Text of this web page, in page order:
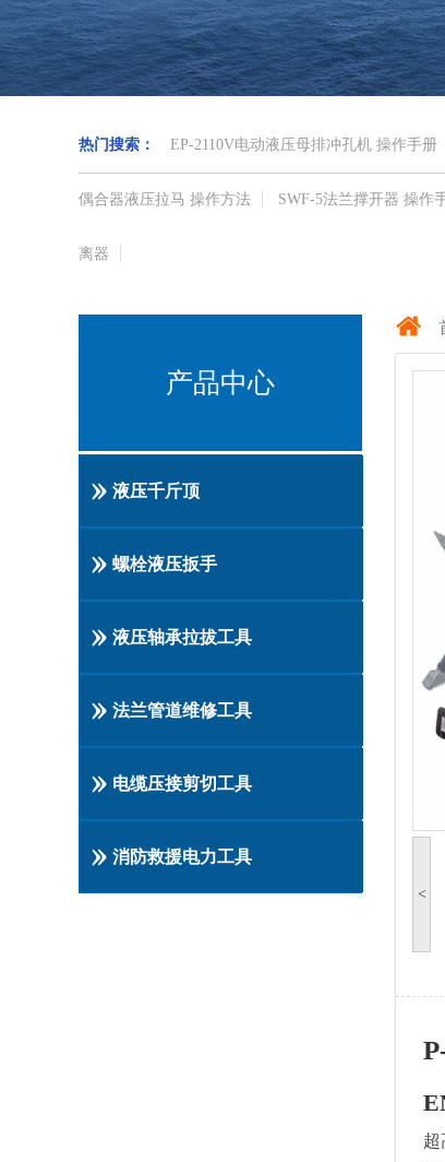
热门搜索： EP-2110V电动液压母排冲孔机 操作手册
偶合器液压拉马 操作方法 SWF-5法兰撑开器 操作
离器
产品中心
液压千斤顶
螺栓液压扳手
液压轴承拉拔工具
法兰管道维修工具
电缆压接剪切工具
消防救援电力工具
<
超